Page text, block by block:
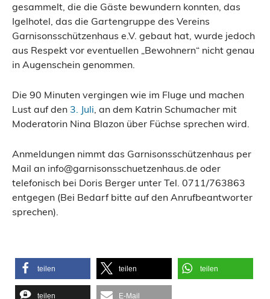
gesammelt, die die Gäste bewundern konnten, das
Igelhotel, das die Gartengruppe des Vereins
Garnisonsschützenhaus e.V. gebaut hat, wurde jedoch
aus Respekt vor eventuellen „Bewohnern“ nicht genau
in Augenschein genommen.
Die 90 Minuten vergingen wie im Fluge und machen
Lust auf den 3. Juli, an dem Katrin Schumacher mit
Moderatorin Nina Blazon über Füchse sprechen wird.
Anmeldungen nimmt das Garnisonsschützenhaus per
Mail an info@garnisonsschuetzenhaus.de oder
telefonisch bei Doris Berger unter Tel. 0711/763863
entgegen (Bei Bedarf bitte auf den Anrufbeantworter
sprechen).
teilen teilen teilen
teilen E-Mail